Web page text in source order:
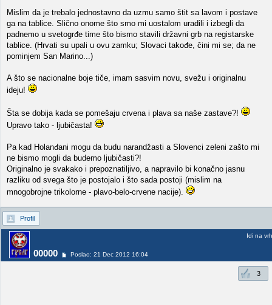
Mislim da je trebalo jednostavno da uzmu samo štit sa lavom i postave
ga na tablice. Slično onome što smo mi uostalom uradili i izbegli da
padnemo u svetogrđe time što bismo stavili državni grb na registarske
tablice. (Hrvati su upali u ovu zamku; Slovaci takođe, čini mi se; da ne
pominjem San Marino...)
A što se nacionalne boje tiče, imam sasvim novu, svežu i originalnu
ideju!
Šta se dobija kada se pomešaju crvena i plava sa naše zastave?!
Upravo tako - ljubičasta!
Pa kad Holanđani mogu da budu narandžasti a Slovenci zeleni zašto mi
ne bismo mogli da budemo ljubičasti?!
Originalno je svakako i prepoznatiljivo, a napravilo bi konačno jasnu
razliku od svega što je postojalo i što sada postoji (mislim na
mnogobrojne trikolorne - plavo-belo-crvene nacije).
Profil
00000 Poslao: 21 Dec 2012 16:04
Idi na vrh
3